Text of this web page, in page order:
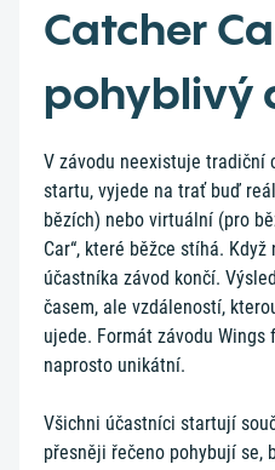
Catcher
pohyblivý
V závodu neexistuje tradiční
startu, vyjede na trať buď
bězích) nebo virtuální (pro
Car“, které běžce stíhá.
účastníka závod končí.
časem, ale vzdáleností,
ujede. Formát závodu
naprosto unikátní.
Všichni účastníci startují
přesněji řečeno pohybují se,